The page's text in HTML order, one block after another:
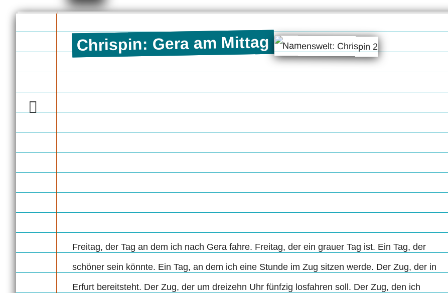
Chrispin: Gera am Mittag
Freitag, der Tag an dem ich nach Gera fahre. Freitag, der ein grauer Tag ist. Ein Tag, der
schöner sein könnte. Ein Tag, an dem ich eine Stunde im Zug sitzen werde. Der Zug, der in
Erfurt bereitsteht. Der Zug, der um dreizehn Uhr fünfzig losfahren soll. Der Zug, den ich